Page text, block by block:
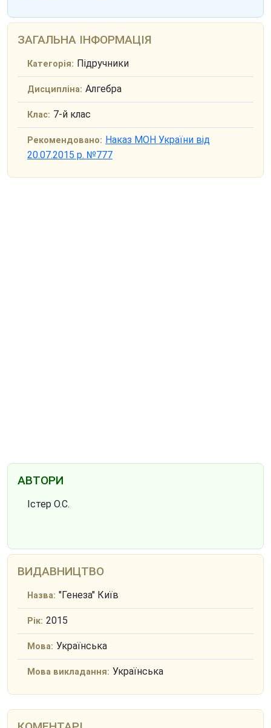
ЗАГАЛЬНА ІНФОРМАЦІЯ
Категорія: Підручники
Дисципліна: Алгебра
Клас: 7-й клас
Рекомендовано: Наказ МОН України від
20.07.2015 р. №777
АВТОРИ
Істер О.С.
ВИДАВНИЦТВО
Назва: "Генеза" Київ
Рік: 2015
Мова: Українська
Мова викладання: Українська